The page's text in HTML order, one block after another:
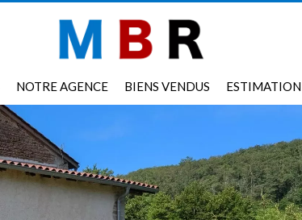
NOTRE AGENCE BIENS VENDUS ESTIMATION